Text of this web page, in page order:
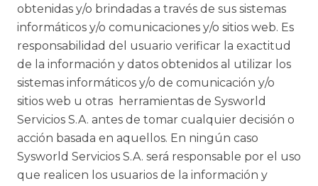
obtenidas y/o brindadas a través de sus sistemas
informáticos y/o comunicaciones y/o sitios web. Es
responsabilidad del usuario verificar la exactitud
de la información y datos obtenidos al utilizar los
sistemas informáticos y/o de comunicación y/o
sitios web u otras herramientas de Sysworld
Servicios S.A. antes de tomar cualquier decisión o
acción basada en aquellos. En ningún caso
Sysworld Servicios S.A. será responsable por el uso
que realicen los usuarios de la información y